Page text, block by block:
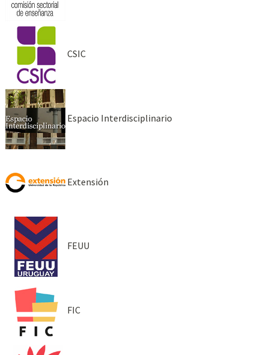
CSIC
Espacio Interdisciplinario
Extensión
FEUU
FIC